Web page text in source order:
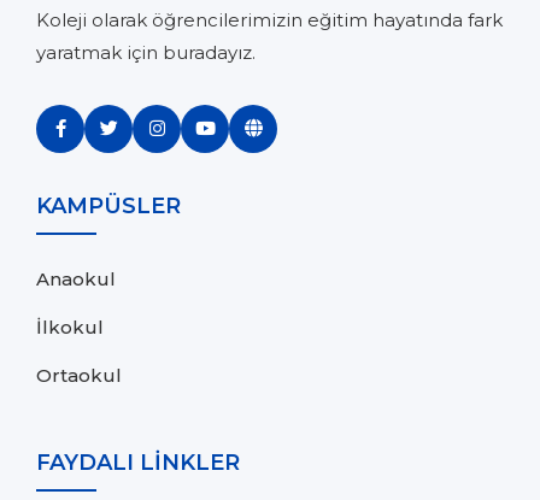
Koleji olarak öğrencilerimizin eğitim hayatında fark
yaratmak için buradayız.
KAMPÜSLER
Anaokul
İlkokul
Ortaokul
FAYDALI LİNKLER